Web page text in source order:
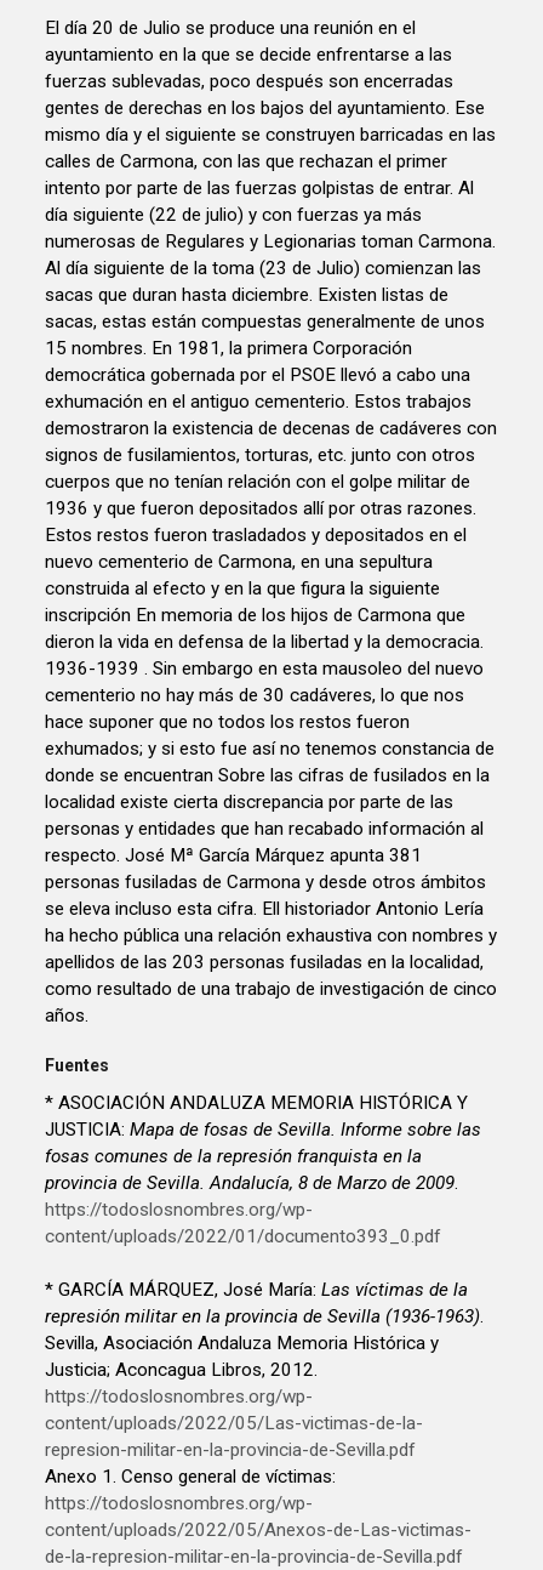
El día 20 de Julio se produce una reunión en el
ayuntamiento en la que se decide enfrentarse a las
fuerzas sublevadas, poco después son encerradas
gentes de derechas en los bajos del ayuntamiento. Ese
mismo día y el siguiente se construyen barricadas en las
calles de Carmona, con las que rechazan el primer
intento por parte de las fuerzas golpistas de entrar. Al
día siguiente (22 de julio) y con fuerzas ya más
numerosas de Regulares y Legionarias toman Carmona.
Al día siguiente de la toma (23 de Julio) comienzan las
sacas que duran hasta diciembre. Existen listas de
sacas, estas están compuestas generalmente de unos
15 nombres. En 1981, la primera Corporación
democrática gobernada por el PSOE llevó a cabo una
exhumación en el antiguo cementerio. Estos trabajos
demostraron la existencia de decenas de cadáveres con
signos de fusilamientos, torturas, etc. junto con otros
cuerpos que no tenían relación con el golpe militar de
1936 y que fueron depositados allí por otras razones.
Estos restos fueron trasladados y depositados en el
nuevo cementerio de Carmona, en una sepultura
construida al efecto y en la que figura la siguiente
inscripción En memoria de los hijos de Carmona que
dieron la vida en defensa de la libertad y la democracia.
1936-1939 . Sin embargo en esta mausoleo del nuevo
cementerio no hay más de 30 cadáveres, lo que nos
hace suponer que no todos los restos fueron
exhumados; y si esto fue así no tenemos constancia de
donde se encuentran Sobre las cifras de fusilados en la
localidad existe cierta discrepancia por parte de las
personas y entidades que han recabado información al
respecto. José Mª García Márquez apunta 381
personas fusiladas de Carmona y desde otros ámbitos
se eleva incluso esta cifra. Ell historiador Antonio Lería
ha hecho pública una relación exhaustiva con nombres y
apellidos de las 203 personas fusiladas en la localidad,
como resultado de una trabajo de investigación de cinco
años.
Fuentes
* ASOCIACIÓN ANDALUZA MEMORIA HISTÓRICA Y
JUSTICIA:Mapa de fosas de Sevilla. Informe sobre las
fosas comunes de la represión franquista en la
provincia de Sevilla. Andalucía, 8 de Marzo de 2009.
https://todoslosnombres.org/wp-
content/uploads/2022/01/documento393_0.pdf
* GARCÍA MÁRQUEZ, José María:Las víctimas de la
represión militar en la provincia de Sevilla (1936-1963).
Sevilla, Asociación Andaluza Memoria Histórica y
Justicia; Aconcagua Libros, 2012.
https://todoslosnombres.org/wp-
content/uploads/2022/05/Las-victimas-de-la-
represion-militar-en-la-provincia-de-Sevilla.pdf
Anexo 1. Censo general de víctimas:
https://todoslosnombres.org/wp-
content/uploads/2022/05/Anexos-de-Las-victimas-
de-la-represion-militar-en-la-provincia-de-Sevilla.pdf